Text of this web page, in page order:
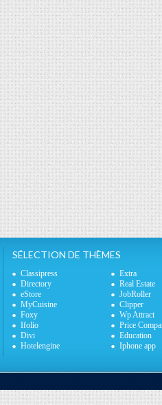
SÉLECTION DE THÈMES
Classipress
Extra
Directory
Real Estate
eStore
JobRoller
MyCuisine
Clipper
Foxy
Wp Attract
Ifolio
Price
Divi
Education
Hotelengine
Iphone app